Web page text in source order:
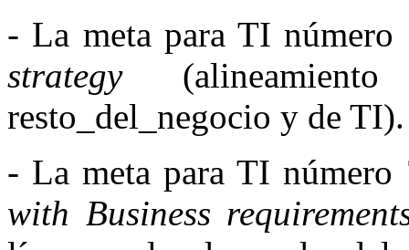
- La meta para TI
strategy
resto_del_negocio y de TI).
- La meta para TI
with Business